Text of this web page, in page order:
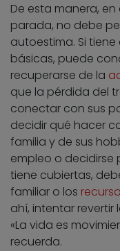
De esta manera,
parada, no debe
autoestima. Si
básicas, puede
recuperarse de la
que la pérdida del
conectar con sus
decidir qué hacer
familia y de sus
empleo o decidirse
tiene cubiertas,
familiar o los
ahí, intentar revertir
«La vida es
recuerda.